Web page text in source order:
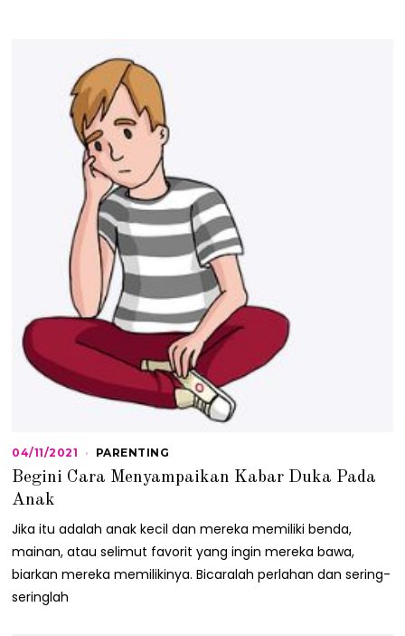
04/11/2021 0
/
/
0
1
PARENTING
Begini Cara Menyampaikan Kabar Duka Pada
Anak
Jika itu adalah anak kecil dan mereka memiliki benda,
mainan, atau selimut favorit yang ingin mereka bawa,
biarkan mereka memilikinya. Bicaralah perlahan dan sering-
seringlah